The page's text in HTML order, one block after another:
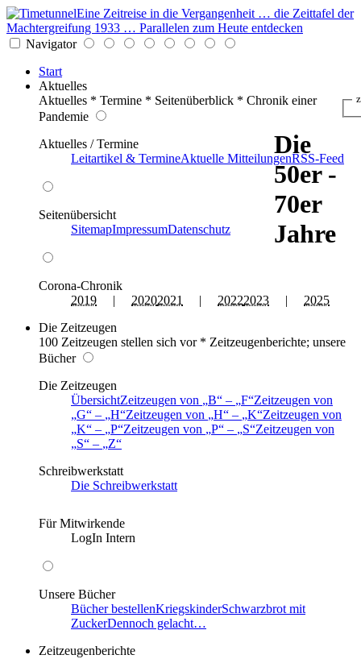
Eine Zeitreise in die Vergangenheit … die Zeittafel der
Machtergreifung 1933 … Parallelen zum Heute entdecken
Navigator
Start
Aktuelles
Aktuelles * Termine * Seitenüberblick * Chronik einer
Pandemie
Aktuelles / Termine
Leitartikel & TermineAktuelle MitteilungenRSS-Feed
Seitenübersicht
SitemapImpressumDatenschutz
Corona-Chronik
2019 | 20202021 | 20222023 | 2025
Die Zeitzeugen
100 Zeitzeugen stellen sich vor * Zeitzeugenberichte; unsere
Bücher
Die Zeitzeugen
ÜbersichtZeitzeugen von B – F Zeitzeugen von
G
– H Zeitzeugen von H – K Zeitzeugen von
K
– P Zeitzeugen von P – S Zeitzeugen von
S
–
Z
Schreibwerkstatt
Die Schreibwerkstatt
Für Mitwirkende
LogIn Intern
Unsere Bücher
Bücher bestellenKriegskinderSchwarzbrot mit
ZuckerDennoch gelacht…
Zeitzeugenberichte
Die
50er -
70er
Jahre